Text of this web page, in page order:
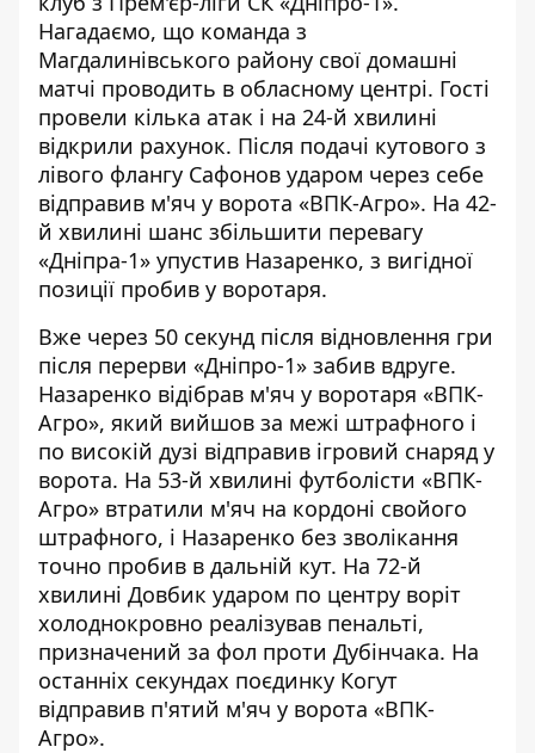
Нагадаємо, що команда з
Магдалинівського району свої домашні
матчі проводить в обласному центрі. Гості
провели кілька атак і на 24-й хвилині
відкрили рахунок. Після подачі кутового з
лівого флангу Сафонов ударом через себе
відправив м'яч у ворота «ВПК-Агро». На 42-
й хвилині шанс збільшити перевагу
«Дніпра-1» упустив Назаренко, з вигідної
позиції пробив у воротаря.
Вже через 50 секунд після відновлення гри
після перерви «Дніпро-1» забив вдруге.
Назаренко відібрав м'яч у воротаря «ВПК-
Агро», який вийшов за межі штрафного і
по високій дузі відправив ігровий снаряд у
ворота. На 53-й хвилині футболісти «ВПК-
Агро» втратили м'яч на кордоні свойого
штрафного, і Назаренко без зволікання
точно пробив в дальній кут. На 72-й
хвилині Довбик ударом по центру воріт
холоднокровно реалізував пенальті,
призначений за фол проти Дубінчака. На
останніх секундах поєдинку Когут
відправив п'ятий м'яч у ворота «ВПК-
Агро».